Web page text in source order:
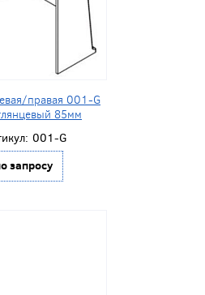
правая 001-G
85мм
001-G
запросу